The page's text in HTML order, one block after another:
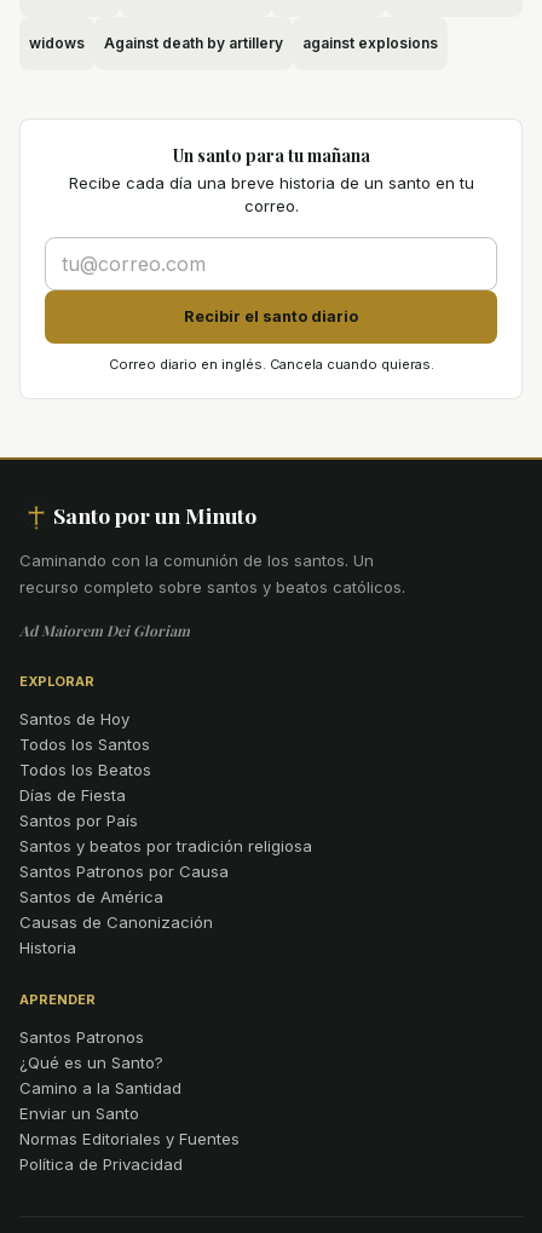
widows Against death by artillery against explosions
Un santo para tu mañana
Recibe cada día una breve historia de un santo en tu
correo.
Recibir el santo diario
Correo diario en inglés. Cancela cuando quieras.
Santo por un Minuto
Caminando con la comunión de los santos. Un
recurso completo sobre santos y beatos católicos.
Ad Maiorem Dei Gloriam
EXPLORAR
Santos de Hoy
Todos los Santos
Todos los Beatos
Días de Fiesta
Santos por País
Santos y beatos por tradición religiosa
Santos Patronos por Causa
Santos de América
Causas de Canonización
Historia
APRENDER
Santos Patronos
¿Qué es un Santo?
Camino a la Santidad
Enviar un Santo
Normas Editoriales y Fuentes
Política de Privacidad